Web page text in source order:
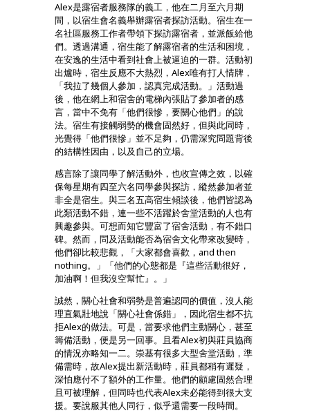
Alex是露宿者服務隊的義工，他在二月至六月期
間，以宿生會名義舉辦露宿者探訪活動。宿生在一
名社區服務工作者帶領下探訪露宿者，並派飯給他
們。透過溝通，宿生能了解露宿者的生活和困境，
在安逸的生活中看到社會上被逼迫的一群。活動初
出爐時，宿生反應不大熱烈，Alex唯有打人情牌，
「我拉了幾個人參加，認真完成活動。」活動過
後，他在網上和宿舍的電梯內張貼了參加者的感
言，當中不免有「他們很慘，要關心他們」的說
法。宿生有接觸弱勢的機會固然好，但與此同時，
光覺得「他們很慘」並不足夠，仍需深究問題背後
的結構性因由，以及自己的立場。
感言除了讓同學了解活動外，也收宣傳之效，以確
保每星期有四至六名同學參與探訪，縱然參加者並
非全是宿生。與三名五高宿生傾談後，他們皆認為
此類活動不錯，連一些不活躍於舍堂活動的人也有
興趣參與。可想而知它豐富了宿舍活動，有不錯口
碑。然而，問及活動能否為宿舍文化帶來改變時，
他們卻比較悲觀，「大家都會喜歡，and then
nothing。」「他們的心態都是『這些活動很好，
加油啊！但我沒空幫忙』。」
誠然，關心社會和弱勢是普遍認同的價值，沒人能
理直氣壯地說「關心社會係錯」，因此宿生都不抗
拒Alex的做法。可是，當要求他們主動關心，甚至
籌備活動，便是另一回事。且看Alex初與莊員協商
的情況亦略知一二。崇基有很多大型舍堂活動，準
備需時，故Alex提出新活動時，莊員都稍有遲疑，
深怕應付不了額外的工作量。他們的顧慮固然合理
且可被理解，但同時也代表Alex未必能得到很大支
援。要說服其他人同行，似乎還需要一段時間。